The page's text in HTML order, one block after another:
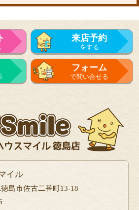
来店予約
をする
フォーム
で問い合せる
イル
島市佐古二番町13-18